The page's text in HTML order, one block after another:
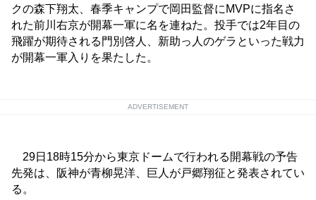
クの森下翔太、春季キャンプで岡田監督にMVPに指名さ
れた前川右京が開幕一軍に名を連ねた。投手では2年目の
飛躍が期待される門別啓人、新助っ人のゲラといった戦力
が開幕一軍入りを果たした。
ADVERTISEMENT
29日18時15分から東京ドームで行われる開幕戦の予告
先発は、阪神が青柳晃洋、巨人が戸郷翔征と発表されてい
る。